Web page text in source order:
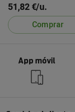
51,82 €/u.
Comprar
App móvil